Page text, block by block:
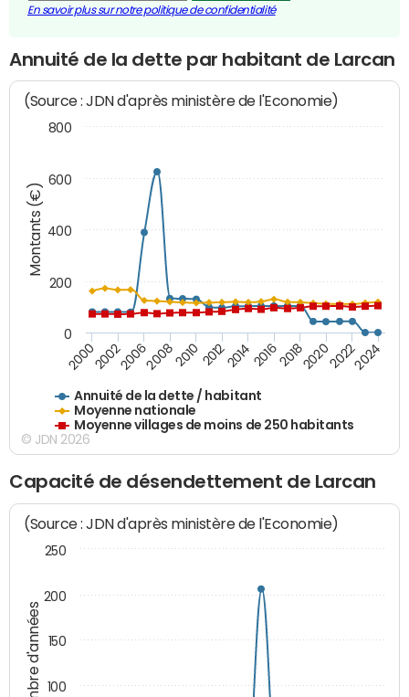
En savoir plus sur notre politique de confidentialité
Annuité de la dette par habitant de Larcan
Montants (€)
(Source : JDN d'après ministère de l'Economie)
Annuité de la dette / habitant
Moyenne nationale
Moyenne villages de moins de 250 habitants
20002002200620082010 2012201420162018202020222024
0
200
400
600
800
© JDN 2026
Capacité de désendettement de Larcan
Nombre d'années
(Source : JDN d'après ministère de l'Economie)
100
150
200
250